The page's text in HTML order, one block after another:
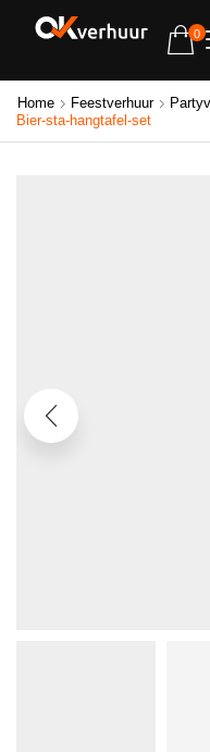
0
Home Feestverhuur
Bier-sta-hangtafel-set